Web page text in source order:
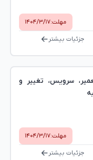
مهلت:۱۴۰۴/۳/۱۷
جزئیات بیشتر
سرویس، تغییر و
مهلت:۱۴۰۴/۳/۱۷
جزئیات بیشتر